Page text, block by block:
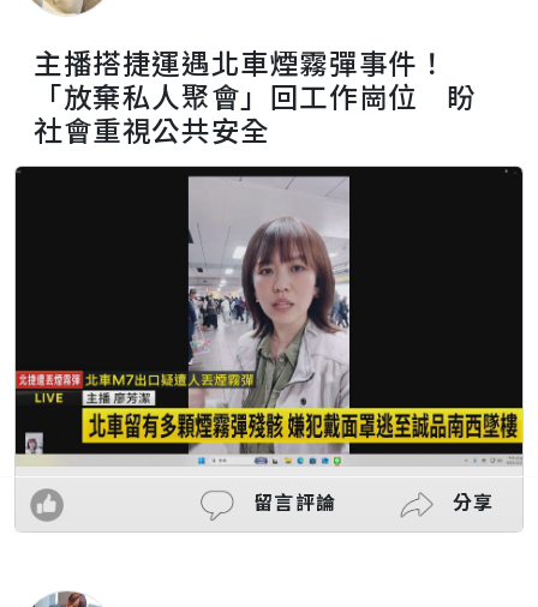
主播搭捷運遇北車煙霧彈事件！
「放棄私人聚會」回工作崗位 盼
社會重視公共安全
留言評論 分享